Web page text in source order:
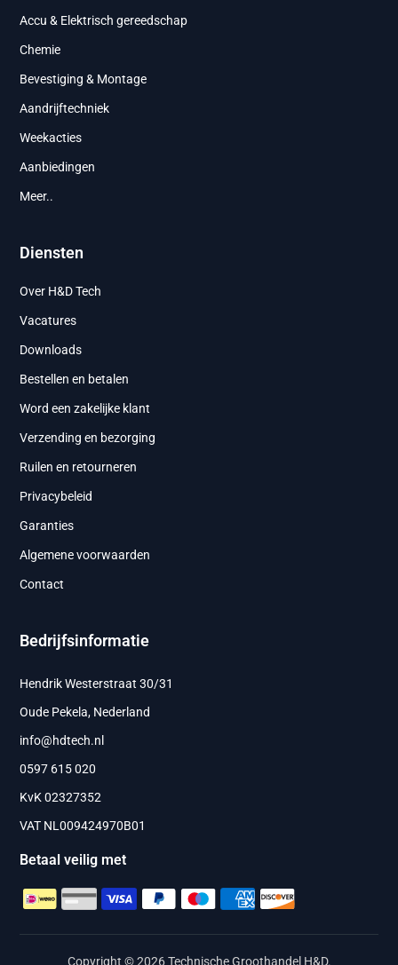
Accu & Elektrisch gereedschap
Chemie
Bevestiging & Montage
Aandrijftechniek
Weekacties
Aanbiedingen
Meer..
Diensten
Over H&D Tech
Vacatures
Downloads
Bestellen en betalen
Word een zakelijke klant
Verzending en bezorging
Ruilen en retourneren
Privacybeleid
Garanties
Algemene voorwaarden
Contact
Bedrijfsinformatie
Hendrik Westerstraat 30/31
Oude Pekela, Nederland
info@hdtech.nl
0597 615 020
KvK 02327352
VAT NL009424970B01
Betaal veilig met
Copyright © 2026 Technische Groothandel H&D.